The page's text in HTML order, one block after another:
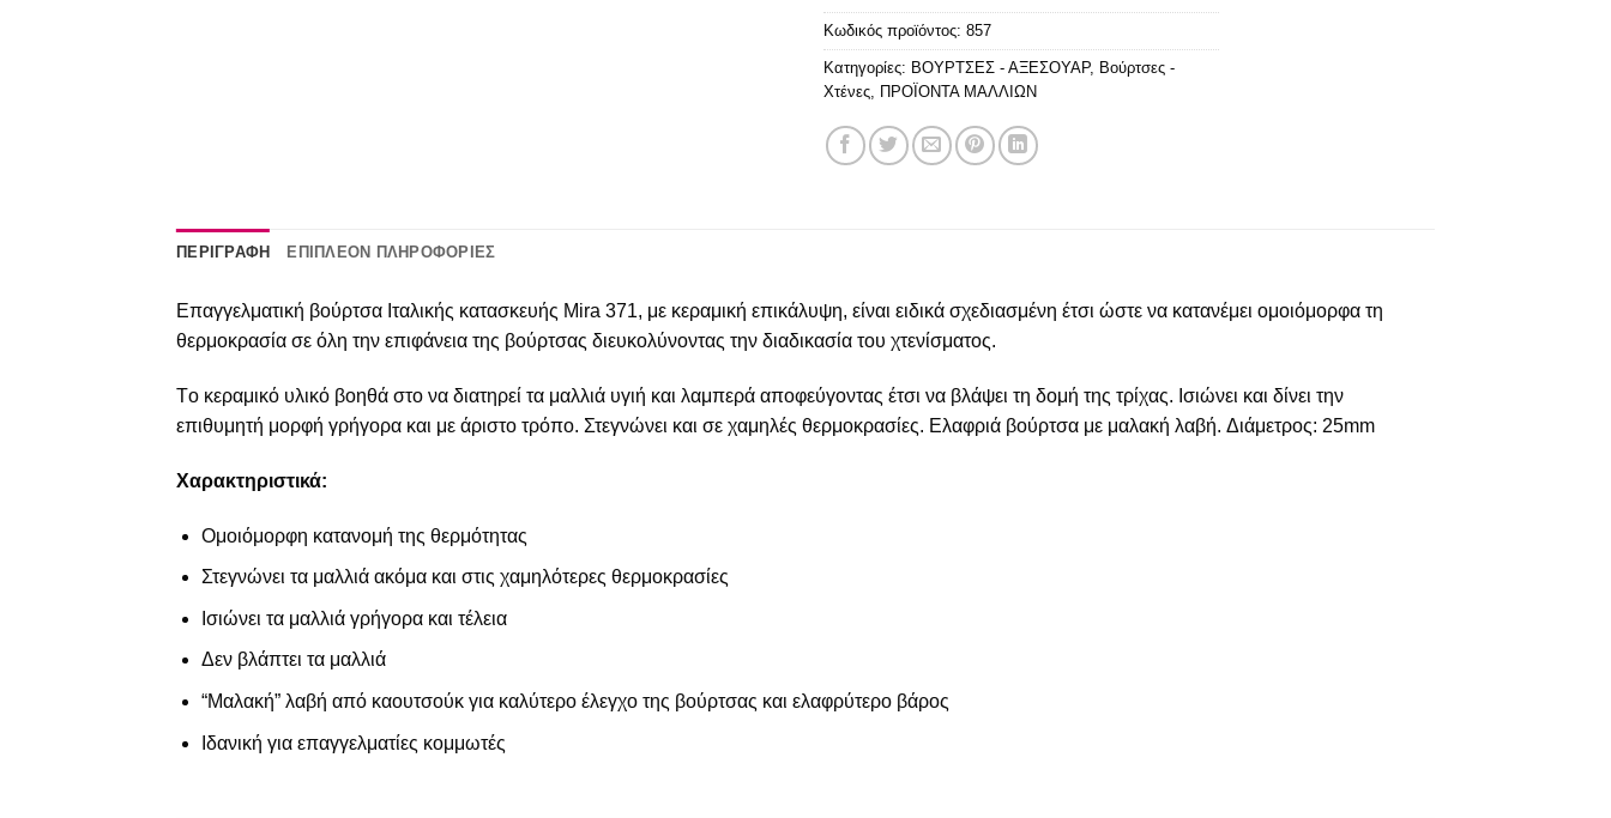
Κωδικός προϊόντος: 857
Κατηγορίες: ΒΟΥΡΤΣΕΣ - ΑΞΕΣΟΥΑΡ, Βούρτσες -
Χτένες, ΠΡΟΪΟΝΤΑ ΜΑΛΛΙΩΝ
ΠΕΡΙΓΡΑΦΉ ΕΠΙΠΛΈΟΝ ΠΛΗΡΟΦΟΡΊΕΣ
Επαγγελματική βούρτσα Ιταλικής κατασκευής Mira 371, με κεραμική επικάλυψη, είναι ειδικά σχεδιασμένη έτσι ώστε να κατανέμει ομοιόμορφα τη
θερμοκρασία σε όλη την επιφάνεια της βούρτσας διευκολύνοντας την διαδικασία του χτενίσματος.
Tο κεραμικό υλικό βοηθά στο να διατηρεί τα μαλλιά υγιή και λαμπερά αποφεύγοντας έτσι να βλάψει τη δομή της τρίχας. Ισιώνει και δίνει την
επιθυμητή μορφή γρήγορα και με άριστο τρόπο. Στεγνώνει και σε χαμηλές θερμοκρασίες. Ελαφριά βούρτσα με μαλακή λαβή. Διάμετρος: 25mm
Χαρακτηριστικά:
Ομοιόμορφη κατανομή της θερμότητας
Στεγνώνει τα μαλλιά ακόμα και στις χαμηλότερες θερμοκρασίες
Ισιώνει τα μαλλιά γρήγορα και τέλεια
Δεν βλάπτει τα μαλλιά
“Μαλακή” λαβή από καουτσούκ για καλύτερο έλεγχο της βούρτσας και ελαφρύτερο βάρος
Ιδανική για επαγγελματίες κομμωτές